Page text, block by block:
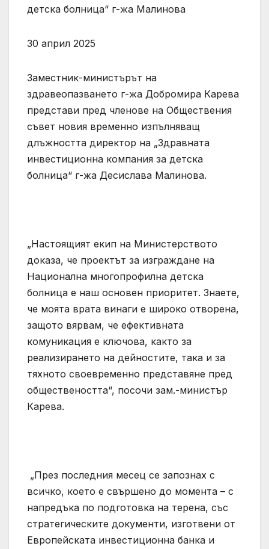
детска болница“ г-жа Малинова
30 април 2025
Заместник-министърът на
здравеопазването г-жа Добромира Карева
представи пред членове на Обществения
съвет новия временно изпълняващ
длъжността директор на „Здравната
инвестиционна компания за детска
болница“ г-жа Десислава Малинова.
„Настоящият екип на Министерството
доказа, че проектът за изграждане на
Национална многопрофилна детска
болница е наш основен приоритет. Знаете,
че моята врата винаги е широко отворена,
защото вярвам, че ефективната
комуникация е ключова, както за
реализирането на дейностите, така и за
тяхното своевременно представяне пред
обществеността“, посочи зам.-министър
Карева.
„През последния месец се запознах с
всичко, което е свършено до момента – с
напредъка по подготовка на терена, със
стратегическите документи, изготвени от
Европейската инвестиционна банка и